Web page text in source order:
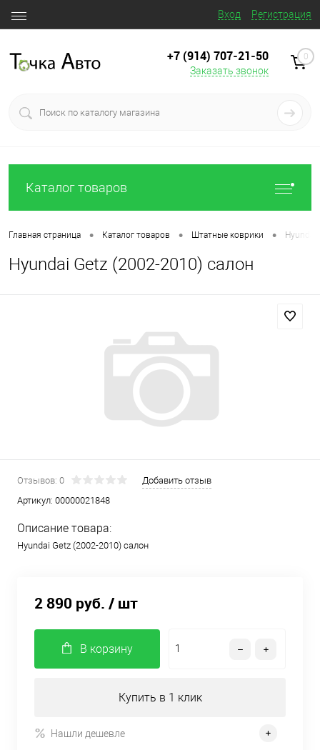
Вход Регистрация
+7 (914) 707‒21‒50
Заказать звонок
0
Каталог товаров
Главная страница • Каталог товаров • Штатные коврики • Hyundai
Hyundai Getz (2002-2010) салон
Отзывов: 0
Добавить отзыв
Артикул: 00000021848
Описание товара:
Hyundai Getz (2002-2010) салон
2 890 руб. / шт
В корзину
Купить в 1 клик
Нашли дешевле